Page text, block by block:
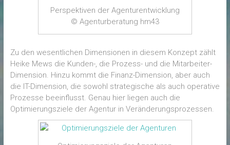
Perspektiven der Agenturentwicklung
© Agenturberatung hm43
Zu den wesentlichen Dimensionen in diesem Konzept zählt
Heike Mews die Kunden-, die Prozess- und die Mitarbeiter-
Dimension. Hinzu kommt die Finanz-Dimension, aber auch
die IT-Dimension, die sowohl strategische als auch operative
Prozesse beeinflusst. Genau hier liegen auch die
Optimierungsziele der Agentur in Veränderungsprozessen.